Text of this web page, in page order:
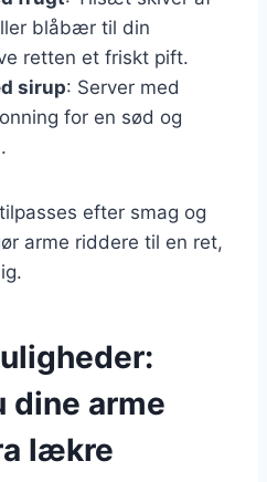
blåbær til din
retten et friskt pift.
sirup: Server med
for en sød og
efter smag og
arme riddere til en ret,
dine arme
lækre